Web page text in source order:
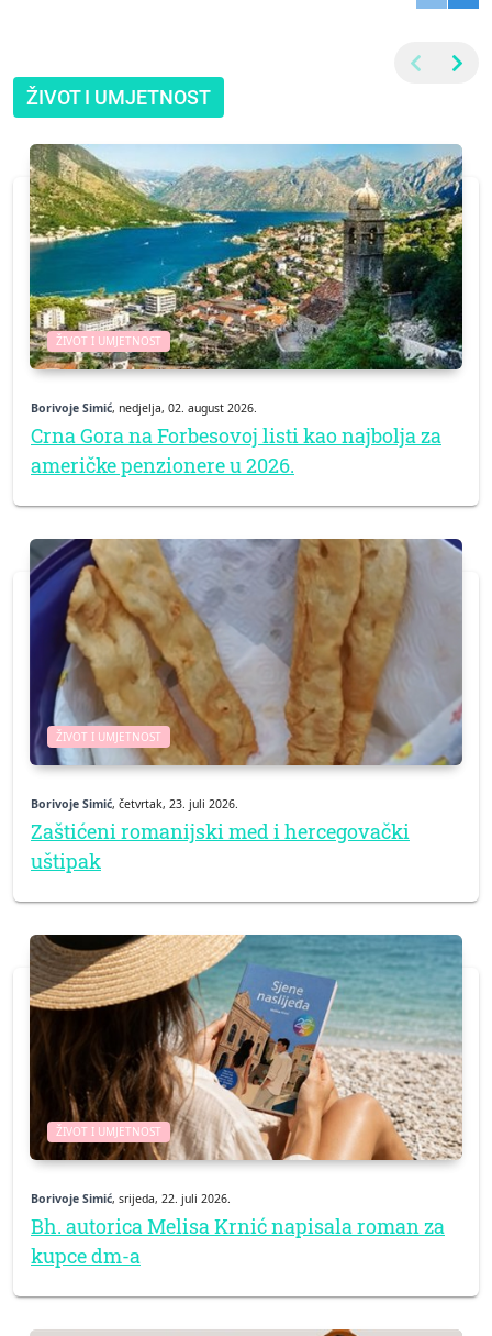
ŽIVOT I UMJETNOST
ŽIVOT I UMJETNOST
Borivoje Simić, nedjelja, 02. august 2026.
Crna Gora na Forbesovoj listi kao najbolja za
američke penzionere u 2026.
ŽIVOT I UMJETNOST
Borivoje Simić, četvrtak, 23. juli 2026.
Zaštićeni romanijski med i hercegovački
uštipak
ŽIVOT I UMJETNOST
Borivoje Simić, srijeda, 22. juli 2026.
Bh. autorica Melisa Krnić napisala roman za
kupce dm-a